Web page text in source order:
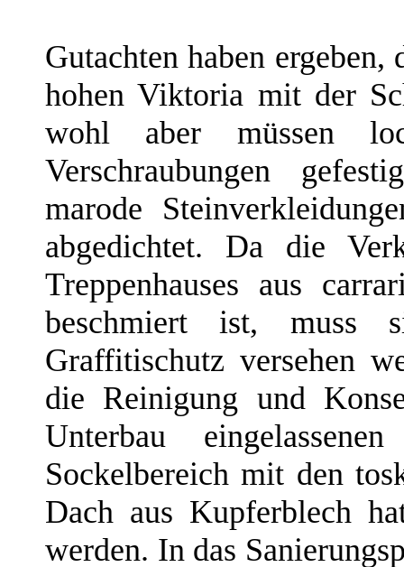
Gutachten haben
hohen Viktoria mit der
wohl aber müssen
Verschraubungen
marode
abgedichtet. Da die
Treppenhauses aus
beschmiert ist, muss
Graffitischutz versehen
die Reinigung und
Unterbau
Sockelbereich mit den
Dach aus Kupferblech
werden. In das